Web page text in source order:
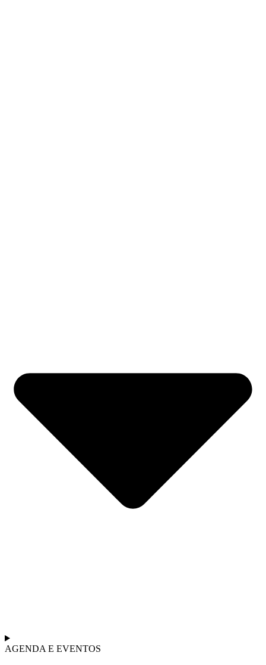
AGENDA E EVENTOS